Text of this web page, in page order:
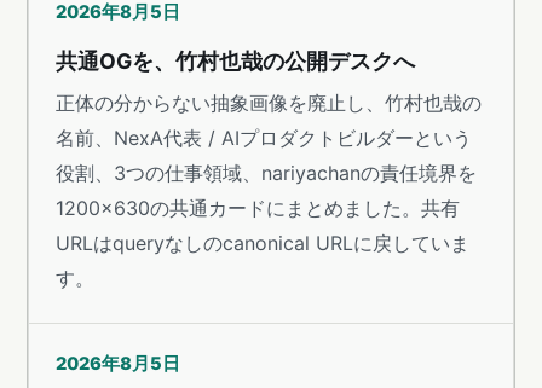
2026年8月5日
共通OGを、竹村也哉の公開デスクへ
正体の分からない抽象画像を廃止し、竹村也哉の
名前、NexA代表 / AIプロダクトビルダーという
役割、3つの仕事領域、nariyachanの責任境界を
1200×630の共通カードにまとめました。共有
URLはqueryなしのcanonical URLに戻していま
す。
2026年8月5日